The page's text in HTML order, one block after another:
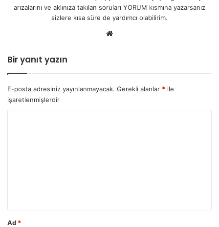
arızalarını ve aklınıza takılan soruları YORUM kısmına yazarsanız
sizlere kısa süre de yardımcı olabilirim.
Bir yanıt yazın
E-posta adresiniz yayınlanmayacak. Gerekli alanlar * ile
işaretlenmişlerdir
Ad *